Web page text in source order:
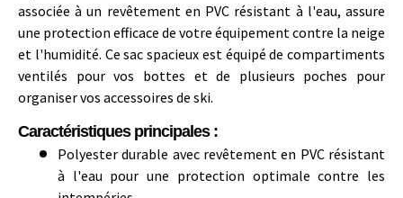
associée à un revêtement en PVC résistant à l'eau, assure
une protection efficace de votre équipement contre la neige
et l'humidité. Ce sac spacieux est équipé de compartiments
ventilés pour vos bottes et de plusieurs poches pour
organiser vos accessoires de ski.
Caractéristiques principales :
Polyester durable avec revêtement en PVC résistant
à l'eau pour une protection optimale contre les